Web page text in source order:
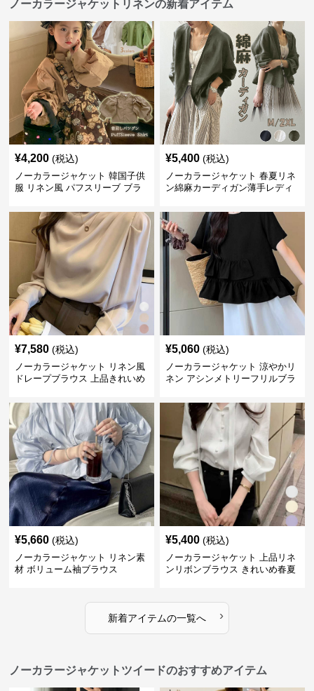
ノーカラージャケットリネンの新着アイテム
¥4,200 (税込)
ノーカラージャケット 韓国子供
服 リネン風 パフスリーブ ブラ
¥5,400 (税込)
ノーカラージャケット 春夏リネ
ン綿麻カーディガン薄手レディ
¥7,580 (税込)
ノーカラージャケット リネン風
ドレープブラウス 上品きれいめ
¥5,060 (税込)
ノーカラージャケット 涼やかリ
ネン アシンメトリーフリルブラ
¥5,660 (税込)
ノーカラージャケット リネン素
材 ボリューム袖ブラウス
¥5,400 (税込)
ノーカラージャケット 上品リネ
ンリボンブラウス きれいめ春夏
新着アイテムの一覧へ ›
ノーカラージャケットツイードのおすすめアイテム